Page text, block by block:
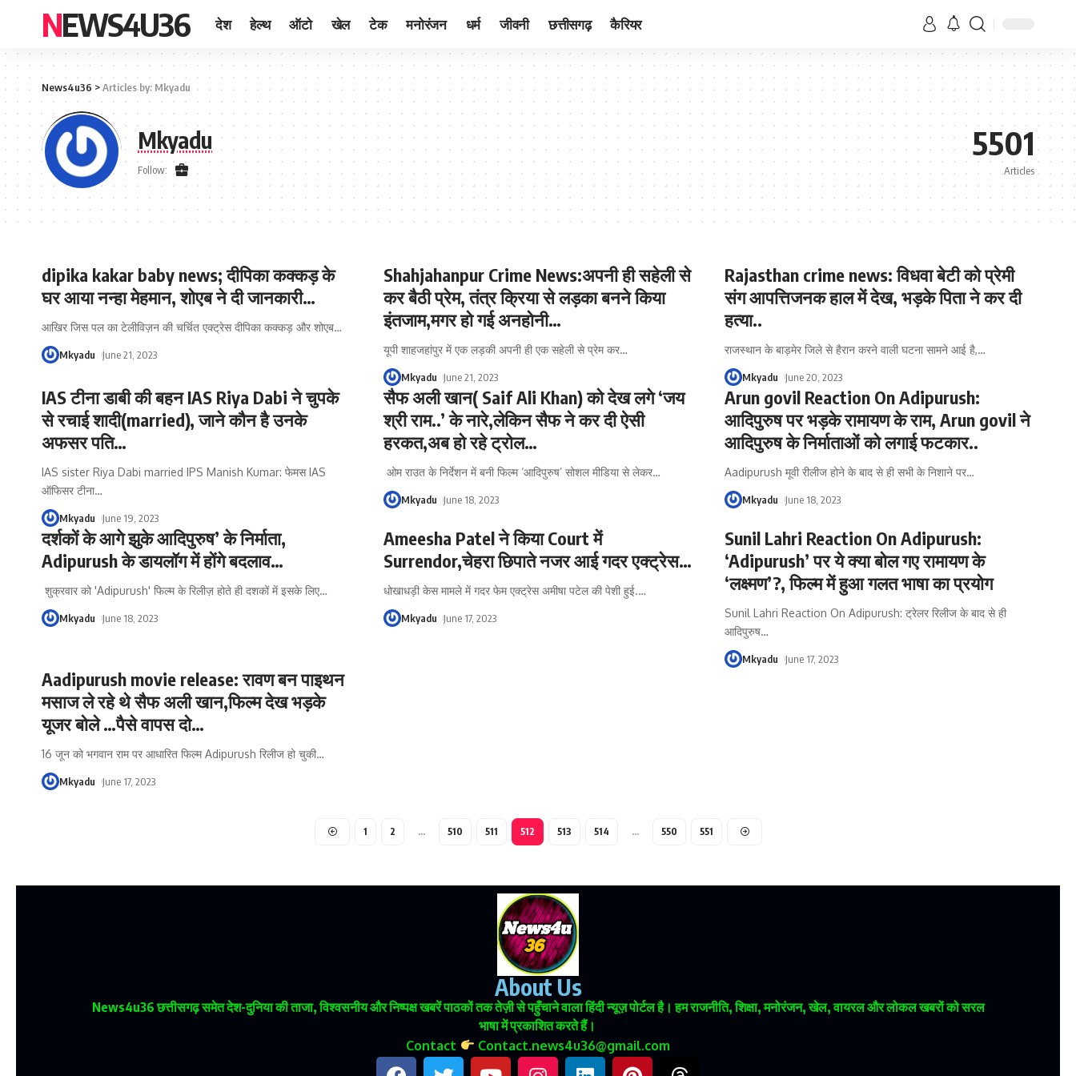
NEWS4U36 देश हेल्थ ऑटो खेल टेक मनोरंजन धर्म जीवनी छत्तीसगढ़ कैरियर
News4u36 >Articles by: Mkyadu
Mkyadu
Follow:
5501
Articles
dipika kakar baby news; दीपिका कक्कड़ के
घर आया नन्हा मेहमान, शोएब ने दी जानकारी…
आखिर जिस पल का टेलीविज़न की चर्चित एक्ट्रेस दीपिका कक्कड़ और शोएब…
Mkyadu June 21, 2023
Shahjahanpur Crime News:अपनी ही सहेली से
कर बैठी प्रेम, तंत्र क्रिया से लड़का बनने किया
इंतजाम,मगर हो गई अनहोनी…
यूपी शाहजहांपुर में एक लड़की अपनी ही एक सहेली से प्रेम कर…
Mkyadu June 21, 2023
Rajasthan crime news: विधवा बेटी को प्रेमी
संग आपत्तिजनक हाल में देख, भड़के पिता ने कर दी
हत्या..
राजस्थान के बाड़मेर जिले से हैरान करने वाली घटना सामने आई है,…
Mkyadu June 20, 2023
IAS टीना डाबी की बहन IAS Riya Dabi ने चुपके
से रचाई शादी(married), जाने कौन है उनके
अफसर पति…
IAS sister Riya Dabi married IPS Manish Kumar: फेमस IAS
ऑफिसर टीना…
Mkyadu June 19, 2023
सैफ अली खान( Saif Ali Khan) को देख लगे ‘जय
श्री राम..’ के नारे,लेकिन सैफ ने कर दी ऐसी
हरकत,अब हो रहे ट्रोल…
ओम राउत के निर्देशन में बनी फिल्म ‘आदिपुरुष’ सोशल मीडिया से लेकर…
Mkyadu June 18, 2023
Arun govil Reaction On Adipurush:
आदिपुरुष पर भड़के रामायण के राम, Arun govil ने
आदिपुरुष के निर्माताओं को लगाई फटकार..
Aadipurush मूवी रीलीज होने के बाद से ही सभी के निशाने पर…
Mkyadu June 18, 2023
दर्शकों के आगे झुके आदिपुरुष’ के निर्माता,
Adipurush के डायलॉग में होंगे बदलाव…
शुक्रवार को 'Adipurush' फिल्म के रिलीज़ होते ही दशकों में इसके लिए…
Mkyadu June 18, 2023
Ameesha Patel ने किया Court में
Surrendor,चेहरा छिपाते नजर आई गदर एक्ट्रेस…
धोखाधड़ी केस मामले में गदर फेम एक्ट्रेस अमीषा पटेल की पेशी हुई.…
Mkyadu June 17, 2023
Sunil Lahri Reaction On Adipurush:
‘Adipurush’ पर ये क्या बोल गए रामायण के
‘लक्ष्मण’?, फिल्म में हुआ गलत भाषा का प्रयोग
Sunil Lahri Reaction On Adipurush: ट्रेलर रिलीज के बाद से ही
आदिपुरुष…
Mkyadu June 17, 2023
Aadipurush movie release: रावण बन पाइथन
मसाज ले रहे थे सैफ अली खान,फिल्म देख भड़के
यूजर बोले …पैसे वापस दो…
16 जून को भगवान राम पर आधारित फिल्म Adipurush रिलीज हो चुकी…
Mkyadu June 17, 2023
1 2 … 510 511 512 513 514 … 550 551
About Us
News4u36छत्तीसगढ़ समेत देश-दुनिया की ताजा, विश्वसनीय और निष्पक्ष खबरें पाठकों तक तेज़ी से पहुँचाने वाला हिंदी न्यूज़ पोर्टल है। हम राजनीति, शिक्षा, मनोरंजन, खेल, वायरल और लोकल खबरों को सरल
भाषा में प्रकाशित करते हैं।
Contact
Contact.news4u36@gmail.com